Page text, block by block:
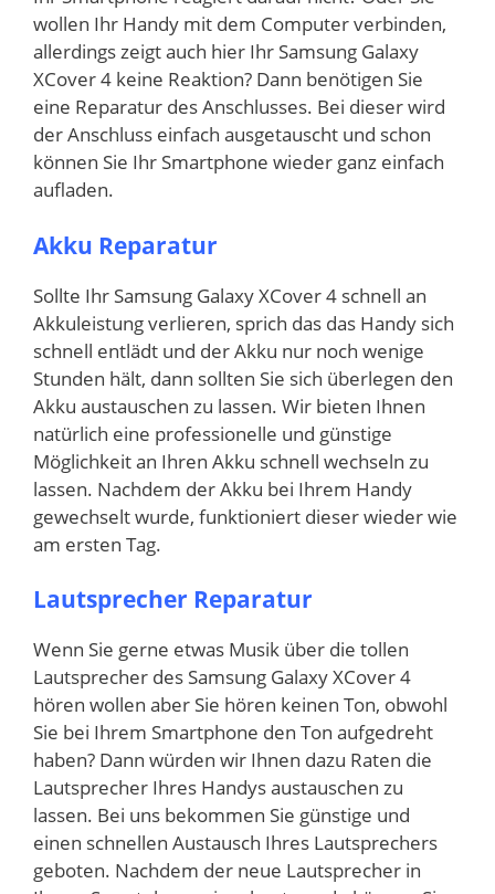
wollen Ihr Handy mit dem Computer verbinden,
allerdings zeigt auch hier Ihr Samsung Galaxy
XCover 4 keine Reaktion? Dann benötigen Sie
eine Reparatur des Anschlusses. Bei dieser wird
der Anschluss einfach ausgetauscht und schon
können Sie Ihr Smartphone wieder ganz einfach
aufladen.
Akku Reparatur
Sollte Ihr Samsung Galaxy XCover 4 schnell an
Akkuleistung verlieren, sprich das das Handy sich
schnell entlädt und der Akku nur noch wenige
Stunden hält, dann sollten Sie sich überlegen den
Akku austauschen zu lassen. Wir bieten Ihnen
natürlich eine professionelle und günstige
Möglichkeit an Ihren Akku schnell wechseln zu
lassen. Nachdem der Akku bei Ihrem Handy
gewechselt wurde, funktioniert dieser wieder wie
am ersten Tag.
Lautsprecher Reparatur
Wenn Sie gerne etwas Musik über die tollen
Lautsprecher des Samsung Galaxy XCover 4
hören wollen aber Sie hören keinen Ton, obwohl
Sie bei Ihrem Smartphone den Ton aufgedreht
haben? Dann würden wir Ihnen dazu Raten die
Lautsprecher Ihres Handys austauschen zu
lassen. Bei uns bekommen Sie günstige und
einen schnellen Austausch Ihres Lautsprechers
geboten. Nachdem der neue Lautsprecher in